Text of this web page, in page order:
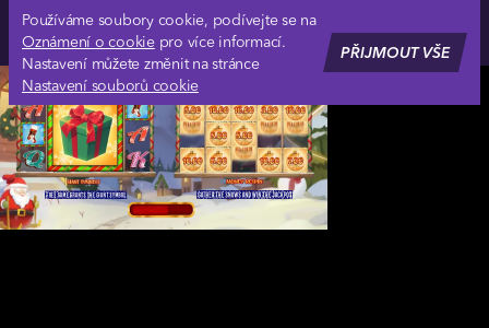
Používáme soubory cookie, podívejte se na
Oznámení o cookiepro více informací.
Nastavení můžete změnit na stránce
Nastavení souborů cookie
PŘIJMOUT VŠE